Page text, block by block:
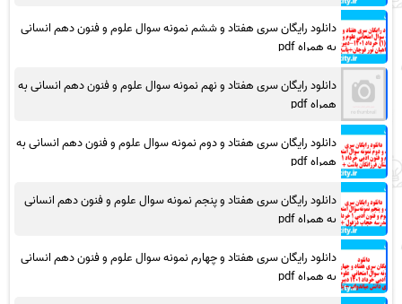
دانلود رایگان سری هفتاد و ششم نمونه سوال علوم و فنون دهم انسانی
به همراه pdf
دانلود رایگان سری هفتاد و نهم نمونه سوال علوم و فنون دهم انسانی به
همراه pdf
دانلود رایگان سری هفتاد و دوم نمونه سوال علوم و فنون دهم انسانی به
همراه pdf
دانلود رایگان سری هفتاد و پنجم نمونه سوال علوم و فنون دهم انسانی
به همراه pdf
دانلود رایگان سری هفتاد و چهارم نمونه سوال علوم و فنون دهم انسانی
به همراه pdf